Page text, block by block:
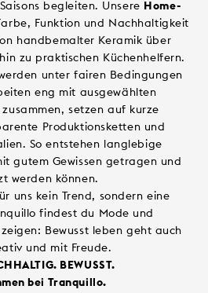
begleiten. Unsere Home-
Funktion und Nachhaltigkeit
handbemalter Keramik über
zu praktischen Küchenhelfern.
unter fairen Bedingungen
eng mit ausgewählten
setzen auf kurze
Produktionsketten und
So entstehen langlebige
gutem Gewissen getragen und
werden können.
uns kein Trend, sondern eine
findest du Mode und
Bewusst leben geht auch
und mit Freude.
BEWUSST.
bei Tranquillo.